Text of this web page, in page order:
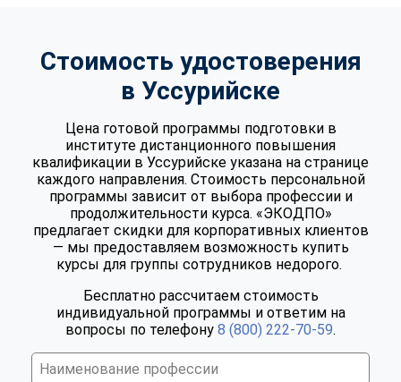
Стоимость удостоверения
в Уссурийске
Цена готовой программы подготовки в
институте дистанционного повышения
квалификации в Уссурийске указана на странице
каждого направления. Стоимость персональной
программы зависит от выбора профессии и
продолжительности курса. «ЭКОДПО»
предлагает скидки для корпоративных клиентов
— мы предоставляем возможность купить
курсы для группы сотрудников недорого.
Бесплатно рассчитаем стоимость
индивидуальной программы и ответим на
вопросы по телефону 8 (800) 222-70-59.